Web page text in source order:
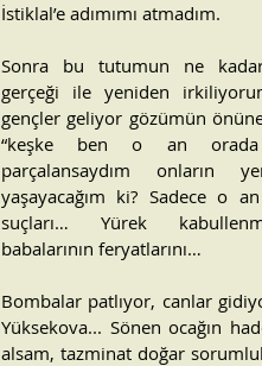
İstiklal’e adımımı atmadım.
Sonra bu tutumun ne
gerçeği ile yeniden
gençler geliyor gözümün
“keşke ben o an orada
parçalansaydım onların
yaşayacağım ki? Sadece o
suçları… Yürek
babalarının feryatlarını…
Bombalar patlıyor, canlar
Yüksekova... Sönen ocağın
alsam, tazminat doğar